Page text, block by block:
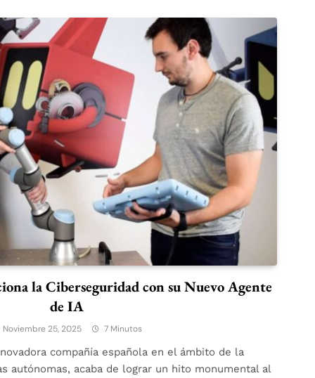
la Ciberseguridad con su Nuevo Agente
de IA
Noviembre 25, 2025 7 Minutos
compañía española en el ámbito de la
autónomas, acaba de lograr un hito monumental al